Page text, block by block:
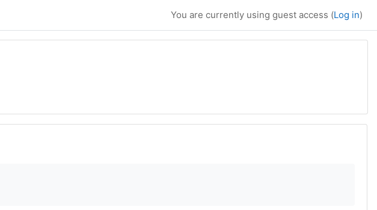
You are currently using guest access (Log in)